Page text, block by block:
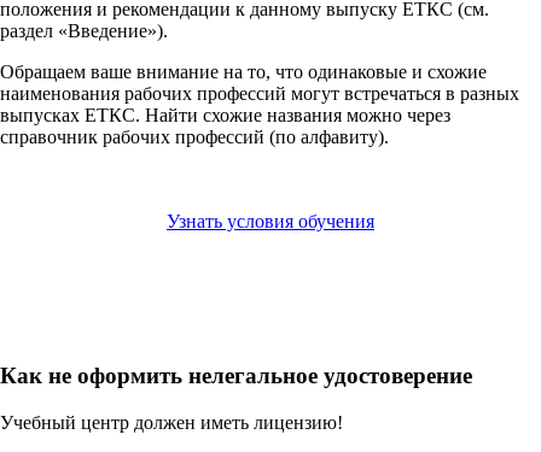
положения и рекомендации к данному выпуску ЕТКС (см.
раздел «Введение»).
Обращаем ваше внимание на то, что одинаковые и схожие
наименования рабочих профессий могут встречаться в разных
выпусках ЕТКС. Найти схожие названия можно через
справочник рабочих профессий (по алфавиту).
Узнать условия обучения
Как не оформить нелегальное удостоверение
Учебный центр должен иметь лицензию!